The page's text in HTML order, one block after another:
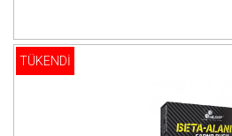
TÜKENDİ